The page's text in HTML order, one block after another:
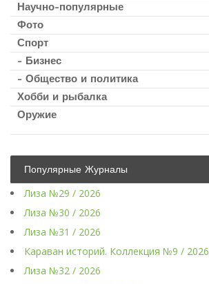
Научно-популярные
Фото
Спорт
- Бизнес
- Общество и политика
Хобби и рыбалка
Оружие
Популярные Журналы
Лиза №29 / 2026
Лиза №30 / 2026
Лиза №31 / 2026
Караван историй. Коллекция №9 / 2026
Лиза №32 / 2026